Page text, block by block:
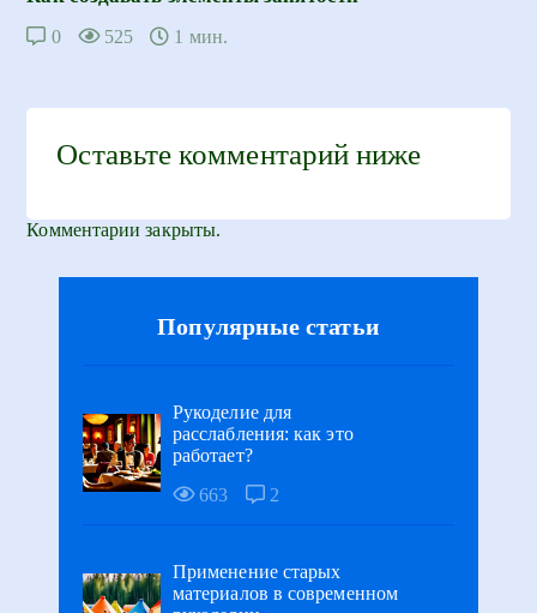
0 525 1 мин.
Оставьте комментарий ниже
Комментарии закрыты.
Популярные статьи
Рукоделие для
расслабления: как это
работает?
663
2
Применение старых
материалов в современном